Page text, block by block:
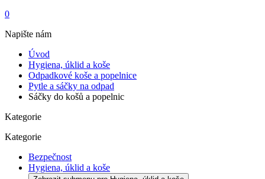
0
Napište nám
Úvod
Hygiena, úklid a koše
Odpadkové koše a popelnice
Pytle a sáčky na odpad
Sáčky do košů a popelnic
Kategorie
Kategorie
Bezpečnost
Hygiena, úklid a koše